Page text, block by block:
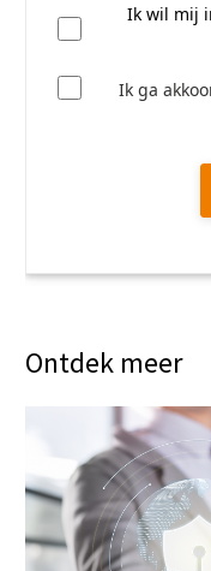
Ik wil mij
Ik ga
Ontdek meer